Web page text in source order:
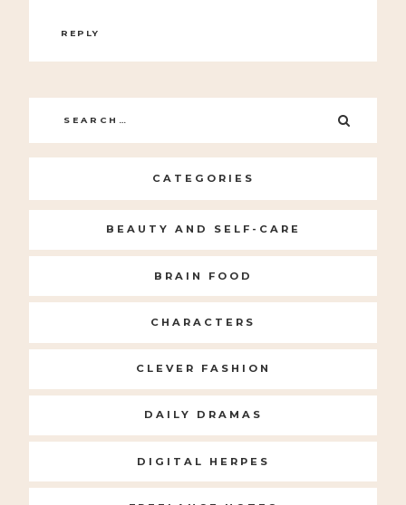
REPLY
Search
for:
CATEGORIES
BEAUTY AND SELF-CARE
BRAIN FOOD
CHARACTERS
CLEVER FASHION
DAILY DRAMAS
DIGITAL HERPES